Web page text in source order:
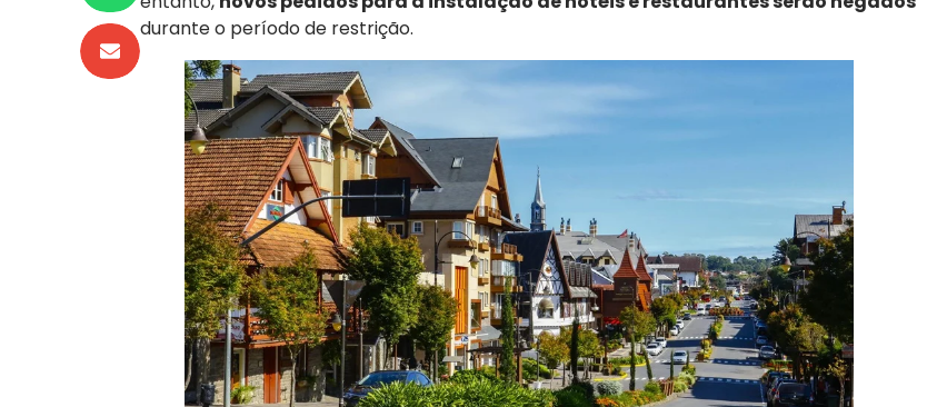
durante o período de restrição.